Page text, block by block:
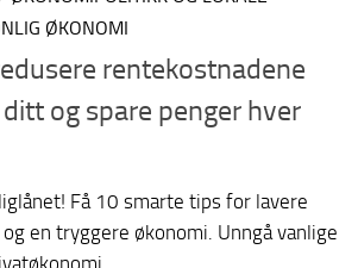
ØKONOMI
rentekostnadene
og spare penger hver
Få 10 smarte tips for lavere
en tryggere økonomi. Unngå vanlige